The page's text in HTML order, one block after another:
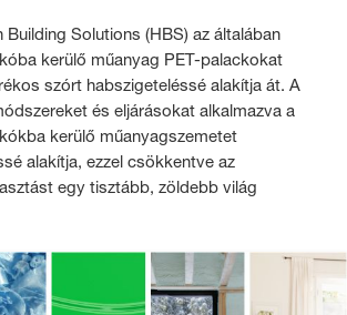
Building Solutions (HBS) az általában
kerülő műanyag PET-palackokat
szórt habszigeteléssé alakítja át. A
és eljárásokat alkalmazva a
kerülő műanyagszemetet
alakítja, ezzel csökkentve az
egy tisztább, zöldebb világ